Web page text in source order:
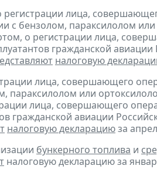
лица,
бензолом, параксилолом
о регистрации лица,
гражданской
налоговую
лица, совершающего
или
лица, совершающего
гражданской авиации
налоговую декларациюза
бункерного топлива и
налоговую декларацию за